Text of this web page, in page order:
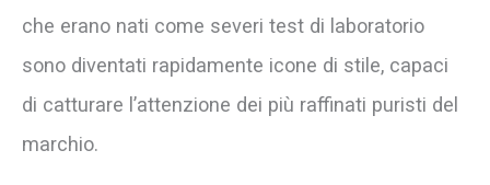
che erano nati come severi test di laboratorio
sono diventati rapidamente icone di stile, capaci
di catturare l’attenzione dei più raffinati puristi del
marchio.